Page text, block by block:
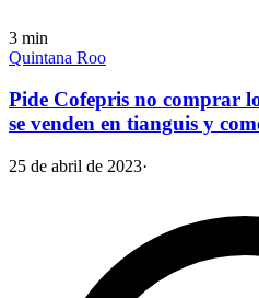
3 min
Quintana Roo
Pide Cofepris no comprar
se venden en tianguis y
25 de abril de 2023·